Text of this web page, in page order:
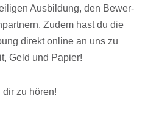
Ausbil­dung, den Bewer­
Zudem hast du die
direkt online an uns zu
Geld und Papier!
zu hören!